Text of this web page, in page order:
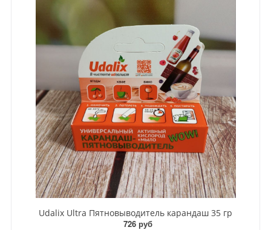
Udalix Ultra Пятновыводитель карандаш 35 гр
726 руб